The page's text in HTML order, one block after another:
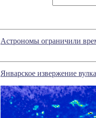
Астрономы ограничили
Январское извержение